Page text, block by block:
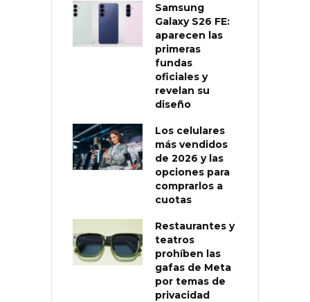
Samsung
Galaxy S26 FE:
aparecen las
primeras
fundas
oficiales y
revelan su
diseño
Los celulares
más vendidos
de 2026 y las
opciones para
comprarlos a
cuotas
Restaurantes y
teatros
prohíben las
gafas de Meta
por temas de
privacidad